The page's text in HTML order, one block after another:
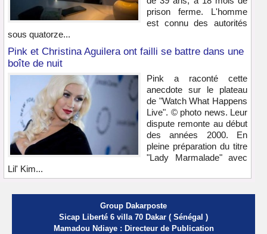
prison ferme. L'homme
est connu des autorités
sous quatorze...
Pink et Christina Aguilera ont failli se battre dans une
boîte de nuit
Pink a raconté cette
anecdote sur le plateau
de "Watch What Happens
Live". © photo news. Leur
dispute remonte au début
des années 2000. En
pleine préparation du titre
"Lady Marmalade" avec
Lil' Kim...
Group Dakarposte
Sicap Liberté 6 villa 70 Dakar ( Sénégal )
Mamadou Ndiaye : Directeur de Publication